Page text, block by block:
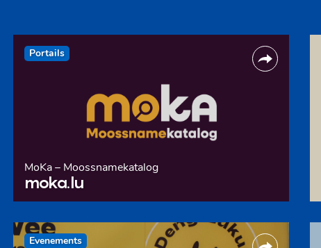
Portails
MoKa – Moossnamekatalog
moka.lu
Evenements